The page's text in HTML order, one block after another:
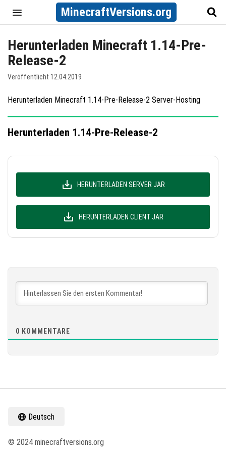
MinecraftVersions.org
Herunterladen Minecraft 1.14-Pre-
Release-2
Veröffentlicht 12.04.2019
Herunterladen Minecraft 1.14-Pre-Release-2 Server-Hosting
Herunterladen 1.14-Pre-Release-2
HERUNTERLADEN SERVER JAR
HERUNTERLADEN CLIENT JAR
0 KOMMENTARE
Deutsch
© 2024 minecraftversions.org